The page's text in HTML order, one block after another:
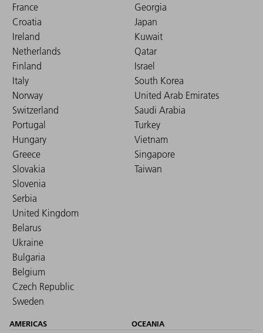
France
Croatia
Ireland
Netherlands
Finland
Italy
Norway
Switzerland
Portugal
Hungary
Greece
Slovakia
Slovenia
Serbia
United Kingdom
Belarus
Ukraine
Bulgaria
Belgium
Czech Republic
Sweden
Georgia
Japan
Kuwait
Qatar
Israel
South Korea
United Arab Emirates
Saudi Arabia
Turkey
Vietnam
Singapore
Taiwan
AMERICAS OCEANIA